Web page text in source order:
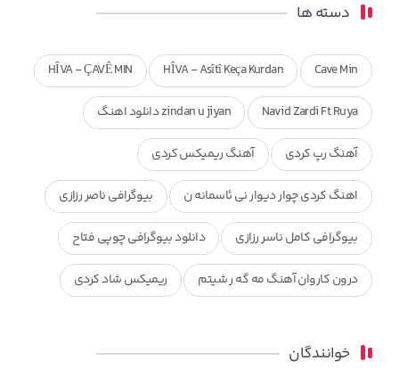
دسته ها
Cave Min
HÎVA - Asîtî Keça Kurdan
HÎVA - ÇAVÊ MIN
Navid Zardi Ft Ruya zindan u jiyan دانلود اهنگ
آهنگ رپ کردی آهنگ ریمیکس کردی
اهنگ کردی چوار دیوار نی ئاسمانه ن بیوگرافی ناصر رزازی
بیوگرافی کامل ناسر رزازی دانلود بیوگرافی چوپی فتاح
درون کاروان آهنگ مه گه ر شیتم ریمیکس شاد کردی
محمد جزا
خوانندگان